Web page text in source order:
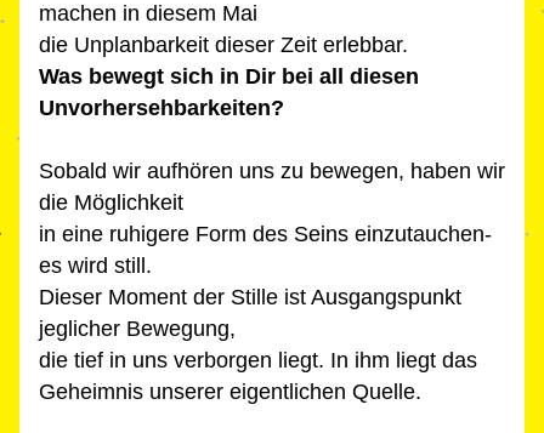
machen in diesem Mai
die Unplanbarkeit dieser Zeit erlebbar.
Was bewegt sich in Dir bei all diesen
Unvorhersehbarkeiten?
Sobald wir aufhören uns zu bewegen, haben wir
die Möglichkeit
in eine ruhigere Form des Seins einzutauchen-
es wird still.
Dieser Moment der Stille ist Ausgangspunkt
jeglicher Bewegung,
die tief in uns verborgen liegt. In ihm liegt das
Geheimnis unserer eigentlichen Quelle.